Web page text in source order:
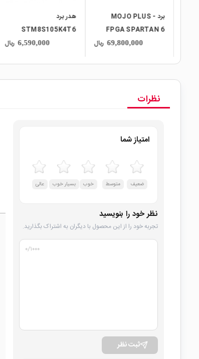
برد MOJO PLUS -
FPGA SPARTAN 6
69,800,000 ریال
هدر برد
STM8S105K4T6
6,590,000 ریال
نظرات
امتیاز شما
ضعیف متوسط خوب بسیار خوب عالی
نظر خود را بنویسید
تجربه خود را از این محصول با دیگران به اشتراک بگذارید.
۰/۱۰۰۰
ثبت نظر